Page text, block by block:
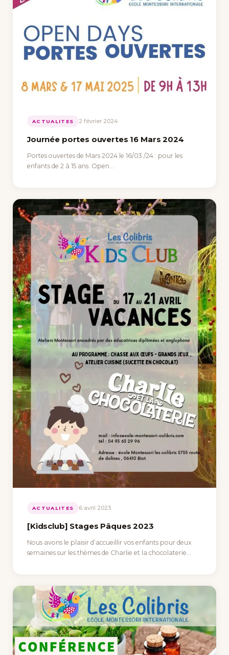
ACTUALITES 2 février 2024
Journée portes ouvertes 16 Mars 2024
Portes ouvertes de Mars 2024 le 16/03 /24 : pour les
enfants de 2 à 15 ans. Open…
ACTUALITES 6 avril 2023
[Kidsclub] Stages Pâques 2023
Nous avons le plaisir d’accueillir vos enfants pour deux
semaines sur les thèmes de Charlie et la chocolaterie…